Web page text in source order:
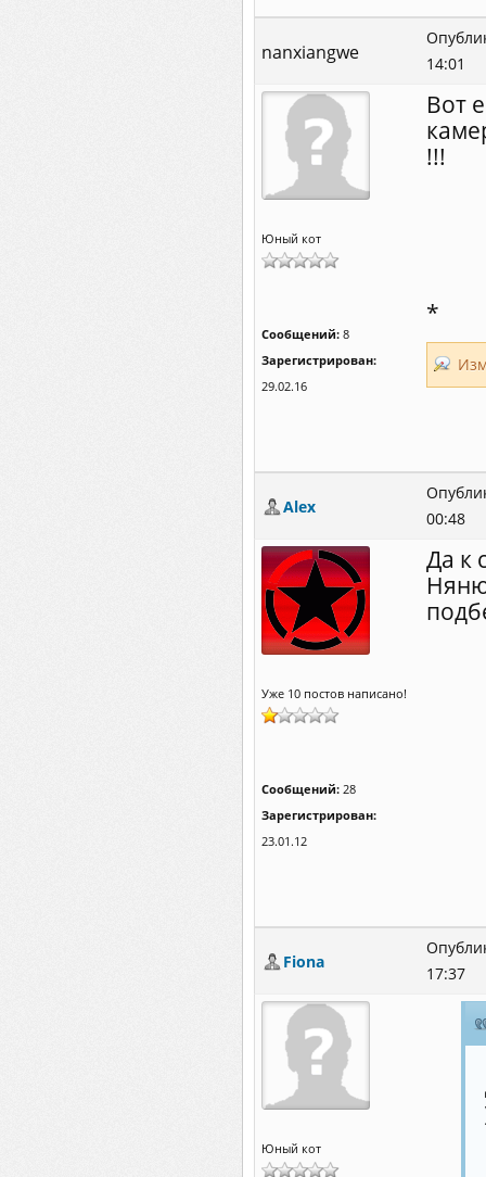
nanxiangwe
14:01
Юный кот
Сообщений: 8
Зарегистрирован:
29.02.16
Вот
!!!
*
Alex
00:48
Уже 10 постов написано!
Сообщений: 28
Зарегистрирован:
23.01.12
Да к
Fiona
17:37
Юный кот